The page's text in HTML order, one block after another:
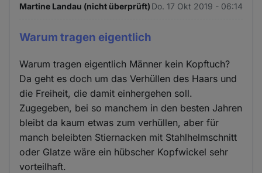
Martine Landau (nicht überprüft) Do. 17 Okt 2019 - 06:14
Warum tragen eigentlich
Warum tragen eigentlich Männer kein Kopftuch?
Da geht es doch um das Verhüllen des Haars und
die Freiheit, die damit einhergehen soll.
Zugegeben, bei so manchem in den besten Jahren
bleibt da kaum etwas zum verhüllen, aber für
manch beleibten Stiernacken mit Stahlhelmschnitt
oder Glatze wäre ein hübscher Kopfwickel sehr
vorteilhaft.